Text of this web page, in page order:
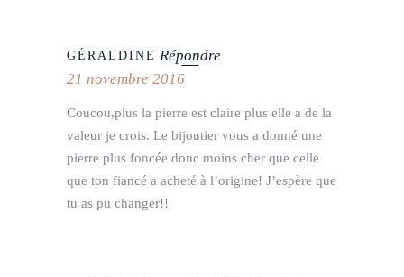
GÉRALDINE Répondre
21 novembre 2016
Coucou,plus la pierre est claire plus elle a de la
valeur je crois. Le bijoutier vous a donné une
pierre plus foncée donc moins cher que celle
que ton fiancé a acheté à l’origine! J’espère que
tu as pu changer!!